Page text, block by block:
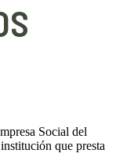
Social del
que presta